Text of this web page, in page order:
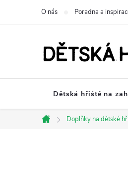
O nás Poradna a
Dětská hřiště na
Domů
Doplňky na dětské